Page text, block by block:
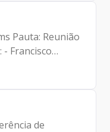
Pauta: Reunião
- André
| Prodam-
de